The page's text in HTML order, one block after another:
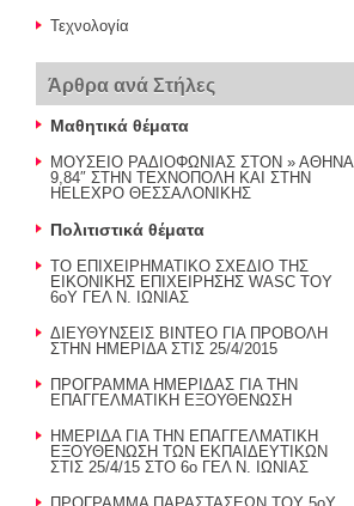
Τεχνολογία
Άρθρα ανά Στήλες
Μαθητικά θέματα
ΜΟΥΣΕΙΟ ΡΑΔΙΟΦΩΝΙΑΣ ΣΤΟΝ » ΑΘΗΝΑ
9,84″ ΣΤΗΝ ΤΕΧΝΟΠΟΛΗ ΚΑΙ ΣΤΗΝ
HELEXPO ΘΕΣΣΑΛΟΝΙΚΗΣ
Πολιτιστικά θέματα
ΤΟ ΕΠΙΧΕΙΡΗΜΑΤΙΚΟ ΣΧΕΔΙΟ ΤΗΣ
ΕΙΚΟΝΙΚΗΣ ΕΠΙΧΕΙΡΗΣΗΣ WASC ΤΟΥ
6οΥ ΓΕΛ Ν. ΙΩΝΙΑΣ
ΔΙΕΥΘΥΝΣΕΙΣ ΒΙΝΤΕΟ ΓΙΑ ΠΡΟΒΟΛΗ
ΣΤΗΝ ΗΜΕΡΙΔΑ ΣΤΙΣ 25/4/2015
ΠΡΟΓΡΑΜΜΑ ΗΜΕΡΙΔΑΣ ΓΙΑ ΤΗΝ
ΕΠΑΓΓΕΛΜΑΤΙΚΗ ΕΞΟΥΘΕΝΩΣΗ
ΗΜΕΡΙΔΑ ΓΙΑ ΤΗΝ ΕΠΑΓΓΕΛΜΑΤΙΚΗ
ΕΞΟΥΘΕΝΩΣΗ ΤΩΝ ΕΚΠΑΙΔΕΥΤΙΚΩΝ
ΣΤΙΣ 25/4/15 ΣΤΟ 6ο ΓΕΛ Ν. ΙΩΝΙΑΣ